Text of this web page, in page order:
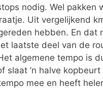
nodig. Wel pakken
Uit vergelijkend
hebben. En dat
laatste deel van de
algemene tempo is
slaat ’n halve
mee en heeft